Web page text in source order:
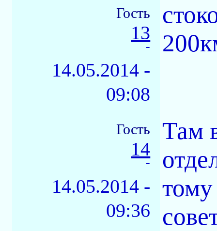
Гость
13
-
14.05.2014 -
09:08
Гость
14
-
14.05.2014 -
09:36
Там
тому